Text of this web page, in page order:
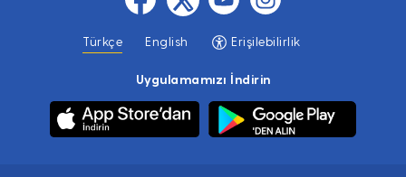
Türkçe English Erişilebilirlik
Uygulamamızı İndirin